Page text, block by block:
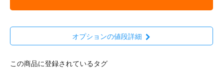
オプションの値段詳細
この商品に登録されているタグ